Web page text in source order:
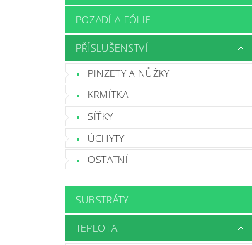
POZADÍ A FÓLIE
PŘÍSLUŠENSTVÍ
PINZETY A NŮŽKY
KRMÍTKA
SÍŤKY
ÚCHYTY
OSTATNÍ
SUBSTRÁTY
TEPLOTA